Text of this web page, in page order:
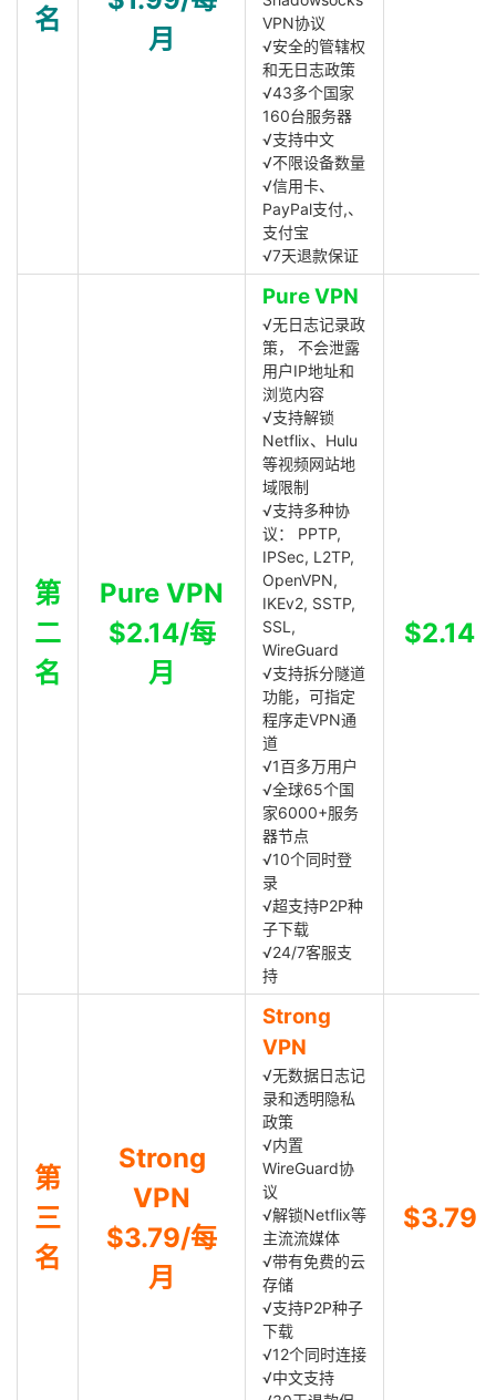
名
月
VPN协议
√安全的管辖权
和无日志政策
√43多个国家
160台服务器
√支持中文
√不限设备数量
√信用卡、
PayPal支付,、
支付宝
√7天退款保证
第
二
名
Pure VPN
$2.14/每
月
Pure VPN
√无日志记录政
策， 不会泄露
用户IP地址和
浏览内容
√支持解锁
Netflix、Hulu
等视频网站地
域限制
√支持多种协
议： PPTP,
IPSec, L2TP,
OpenVPN,
IKEv2, SSTP,
SSL,
WireGuard
√支持拆分隧道
功能，可指定
程序走VPN通
道
√1百多万用户
√全球65个国
家6000+服务
器节点
√10个同时登
录
√超支持P2P种
子下载
√24/7客服支
持
$2.14
第
三
名
Strong
VPN
$3.79/每
月
Strong
VPN
√无数据日志记
录和透明隐私
政策
√内置
WireGuard协
议
√解锁Netflix等
主流流媒体
√带有免费的云
存储
√支持P2P种子
下载
√12个同时连接
√中文支持
$3.79